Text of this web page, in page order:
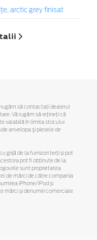
arctic grey finisat
să contactaţi dealerul
Vă rugăm să reţineţi că
valabilă în limita stocului
anvelopa şi piesele de
grijă de la furnizori terți și pot
pot fi obținute de la
sunt proprietatea
de mărci de către compania
iPhone/iPod și
mărci și denumiri comerciale